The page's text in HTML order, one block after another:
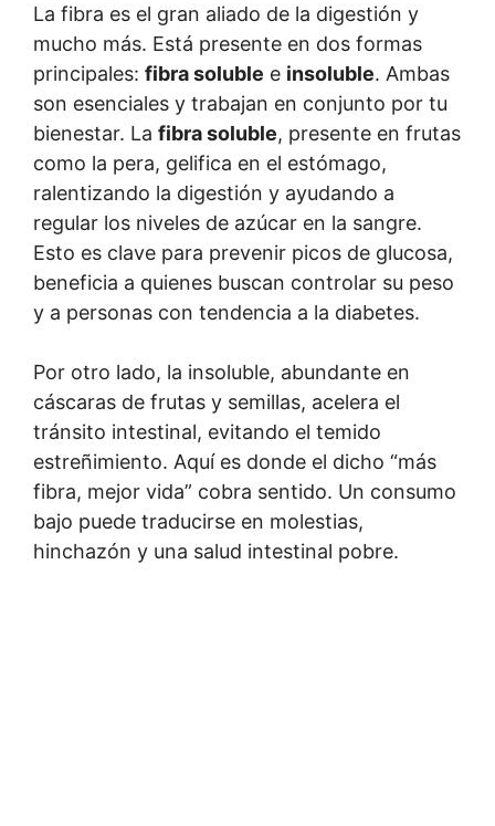
La fibra es el gran aliado de la digestión y
mucho más. Está presente en dos formas
principales: fibra soluble e insoluble. Ambas
son esenciales y trabajan en conjunto por tu
bienestar. La fibra soluble, presente en frutas
como la pera, gelifica en el estómago,
ralentizando la digestión y ayudando a
regular los niveles de azúcar en la sangre.
Esto es clave para prevenir picos de glucosa,
beneficia a quienes buscan controlar su peso
y a personas con tendencia a la diabetes.
Por otro lado, la insoluble, abundante en
cáscaras de frutas y semillas, acelera el
tránsito intestinal, evitando el temido
estreñimiento. Aquí es donde el dicho “más
fibra, mejor vida” cobra sentido. Un consumo
bajo puede traducirse en molestias,
hinchazón y una salud intestinal pobre.